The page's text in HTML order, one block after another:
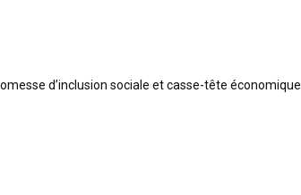
d’inclusion sociale et casse-tête économique